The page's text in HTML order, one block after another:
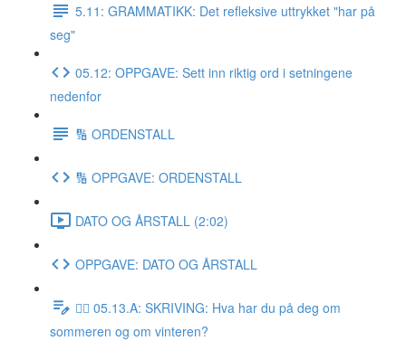
5.11: GRAMMATIKK: Det refleksive uttrykket "har på
seg"
05.12: OPPGAVE: Sett inn riktig ord i setningene
nedenfor
🔢 ORDENSTALL
🔢 OPPGAVE: ORDENSTALL
DATO OG ÅRSTALL (2:02)
OPPGAVE: DATO OG ÅRSTALL
✍🏼 05.13.A: SKRIVING: Hva har du på deg om
sommeren og om vinteren?